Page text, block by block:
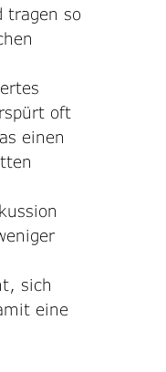
tragen so
oft
einen
sich
eine